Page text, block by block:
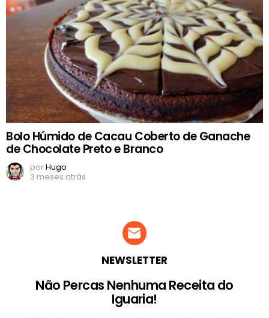
Bolo Húmido de Cacau Coberto de Ganache
de Chocolate Preto e Branco
porHugo
3 meses atrás
NEWSLETTER
Não Percas Nenhuma Receita do
Iguaria!